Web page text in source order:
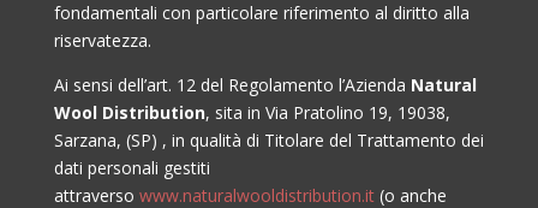
fondamentali con particolare riferimento al diritto alla
riservatezza.
Ai sensi dell’art. 12 del Regolamento l’Azienda Natural
Wool Distribution, sita in Via Pratolino 19, 19038,
Sarzana, (SP) , in qualità di Titolare del Trattamento dei
dati personali gestiti
attraverso www.naturalwooldistribution.it (o anche